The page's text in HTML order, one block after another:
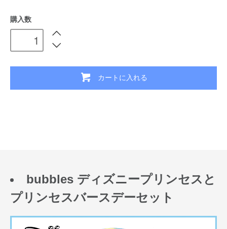
購入数
カートに入れる
bubbles ディズニープリンセスと
プリンセスバースデーセット